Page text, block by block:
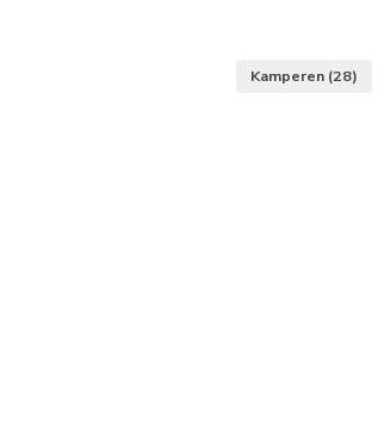
Kamperen (28)